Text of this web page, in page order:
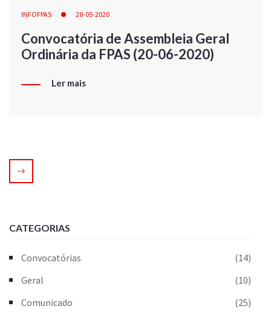
INFOFPAS 28-05-2020
Convocatória de Assembleia Geral
Ordinária da FPAS (20-06-2020)
Ler mais
CATEGORIAS
Convocatórias
(14)
Geral
(10)
Comunicado
(25)